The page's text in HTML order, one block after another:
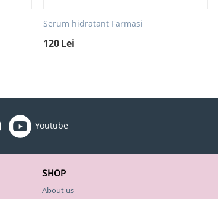
Serum hidratant Farmasi
120 Lei
Youtube
SHOP
About us